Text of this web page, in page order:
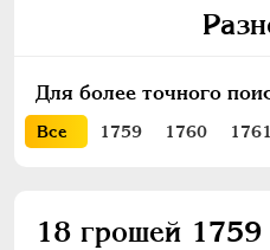
Для более точного
Все 1759 1760 1761
18 грошей 1759